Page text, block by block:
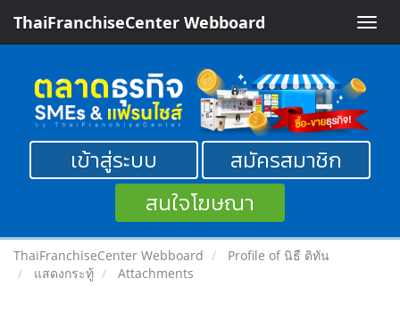
Toggle
ThaiFranchiseCenter Webboard
เข้าสู่ระบบ
สมัครสมาชิก
สนใจโฆษณา
ThaiFranchiseCenter Webboard
Profile of นิธื ติทัน
แสดงกระทู้
Attachments